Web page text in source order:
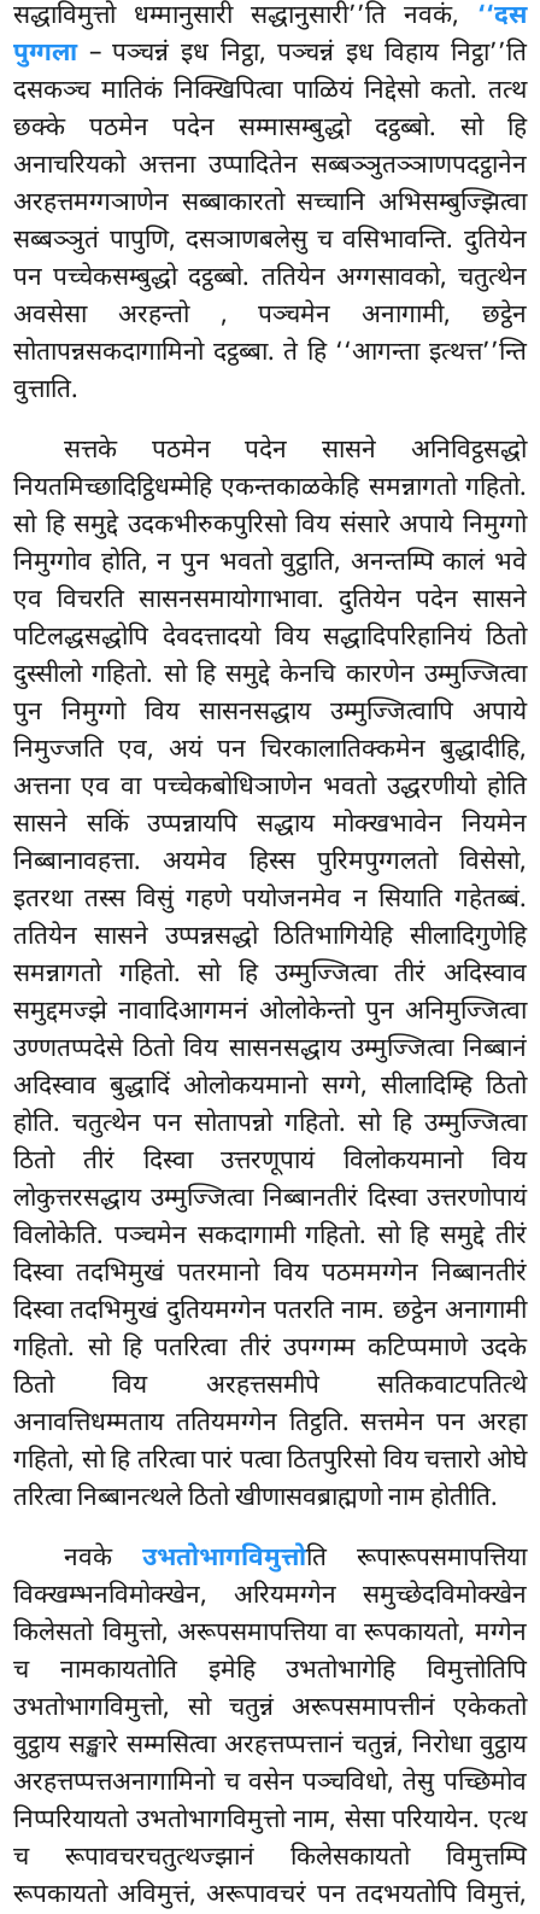
सद्धाविमुत्तो धम्मानुसारी सद्धानुसारी’’ति नवकं, ‘‘दस
पुग्गला– पञ्चन्नं इध निट्ठा, पञ्चन्नं इध विहाय निट्ठा’’ति
दसकञ्च मातिकं निक्खिपित्वा पाळियं निद्देसो कतो. तत्थ
छक्के पठमेन पदेन सम्मासम्बुद्धो दट्ठब्बो. सो हि
अनाचरियको अत्तना उप्पादितेन सब्बञ्ञुतञ्ञाणपदट्ठानेन
अरहत्तमग्गञाणेन सब्बाकारतो सच्चानि अभिसम्बुज्झित्वा
सब्बञ्ञुतं पापुणि, दसञाणबलेसुच वसिभावन्ति. दुतियेन
पन पच्चेकसम्बुद्धो दट्ठब्बो. ततियेन अग्गसावको, चतुत्थेन
अवसेसा अरहन्तो , पञ्चमेन अनागामी, छट्ठेन
सोतापन्नसकदागामिनो दट्ठब्बा. ते हि ‘‘आगन्ता इत्थत्त’’न्ति
वुत्ताति.
सत्तके पठमेन पदेन सासने अनिविट्ठसद्धो
नियतमिच्छादिट्ठिधम्मेहि एकन्तकाळकेहि समन्नागतो गहितो.
सो हि समुद्दे उदकभीरुकपुरिसो विय संसारे अपाये निमुग्गो
निमुग्गोव होति, न पुन भवतो वुट्ठाति, अनन्तम्पि कालं भवे
एव विचरति सासनसमायोगाभावा. दुतियेन पदेन सासने
पटिलद्धसद्धोपि देवदत्तादयो विय सद्धादिपरिहानियं ठितो
दुस्सीलो गहितो. सो हि समुद्दे केनचि कारणेन उम्मुज्जित्वा
पुन निमुग्गो विय सासनसद्धाय उम्मुज्जित्वापि अपाये
निमुज्जति एव, अयं पन चिरकालातिक्कमेन बुद्धादीहि,
अत्तना एव वा पच्चेकबोधिञाणेन भवतो उद्धरणीयो होति
सासने सकिं उप्पन्नायपि सद्धाय मोक्खभावेन नियमेन
निब्बानावहत्ता. अयमेव हिस्स पुरिमपुग्गलतो विसेसो,
इतरथा तस्स विसुं गहणे पयोजनमेव न सियाति गहेतब्बं.
ततियेन सासने उप्पन्नसद्धो ठितिभागियेहि सीलादिगुणेहि
समन्नागतो गहितो. सो हि उम्मुज्जित्वा तीरं अदिस्वाव
समुद्दमज्झे नावादिआगमनं ओलोकेन्तो पुन अनिमुज्जित्वा
उण्णतप्पदेसे ठितो विय सासनसद्धाय उम्मुज्जित्वा निब्बानं
अदिस्वाव बुद्धादिं ओलोकयमानो सग्गे, सीलादिम्हि ठितो
होति. चतुत्थेन पन सोतापन्नो गहितो. सो हि उम्मुज्जित्वा
ठितो तीरं दिस्वा उत्तरणूपायं विलोकयमानो विय
लोकुत्तरसद्धाय उम्मुज्जित्वा निब्बानतीरं दिस्वा उत्तरणोपायं
विलोकेति. पञ्चमेन सकदागामी गहितो. सो हि समुद्दे तीरं
दिस्वा तदभिमुखंपतरमानो विय पठममग्गेन निब्बानतीरं
दिस्वा तदभिमुखं दुतियमग्गेन पतरति नाम. छट्ठेन अनागामी
गहितो. सो हि पतरित्वा तीरं उपग्गम्म कटिप्पमाणे उदके
ठितो विय अरहत्तसमीपे सतिकवाटपतित्थे
अनावत्तिधम्मताय ततियमग्गेन तिट्ठति. सत्तमेन पन अरहा
गहितो, सो हि तरित्वा पारं पत्वा ठितपुरिसो विय चत्तारो ओघे
तरित्वा निब्बानत्थले ठितो खीणासवब्राह्मणो नाम होतीति.
नवके उभतोभागविमुत्तोति रूपारूपसमापत्तिया
विक्खम्भनविमोक्खेन, अरियमग्गेन समुच्छेदविमोक्खेन
किलेसतो विमुत्तो, अरूपसमापत्तिया वा रूपकायतो, मग्गेन
च नामकायतोति इमेहि उभतोभागेहि विमुत्तोतिपि
उभतोभागविमुत्तो, सो चतुन्नं अरूपसमापत्तीनं एकेकतो
वुट्ठाय सङ्खारे सम्मसित्वा अरहत्तप्पत्तानं चतुन्नं, निरोधा वुट्ठाय
अरहत्तप्पत्तअनागामिनो च वसेन पञ्चविधो, तेसु पच्छिमोव
निप्परियायतो उभतोभागविमुत्तो नाम, सेसा परियायेन. एत्थ
च रूपावचरचतुत्थज्झानं किलेसकायतो विमुत्तम्पि
रूपकायतो अविमुत्तं, अरूपावचरं पन तदभयतोपि विमुत्तं,